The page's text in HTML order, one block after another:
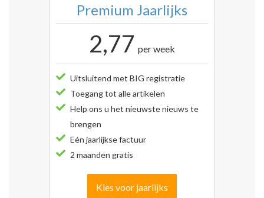
Premium Jaarlijks
2,77 per week
Uitsluitend met BIG registratie
Toegang tot alle artikelen
Help ons u het nieuwste nieuws te
brengen
Eén jaarlijkse factuur
2 maanden gratis
Kies voor jaarlijks